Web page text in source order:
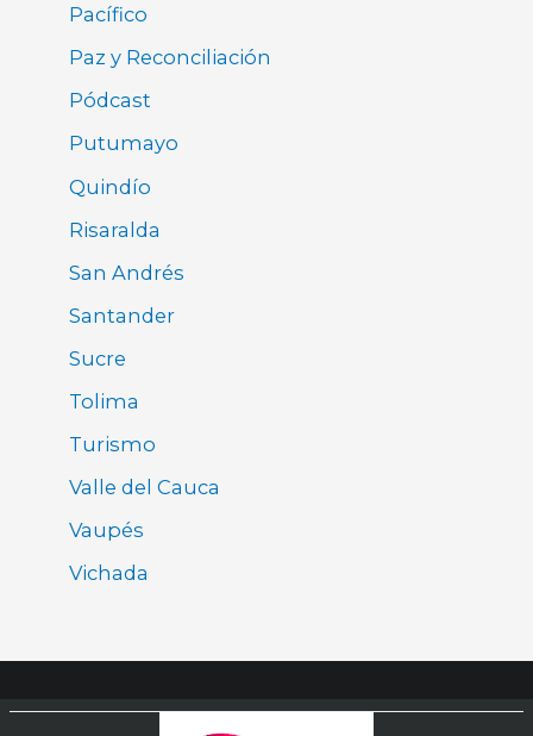
Pacífico
Paz y Reconciliación
Pódcast
Putumayo
Quindío
Risaralda
San Andrés
Santander
Sucre
Tolima
Turismo
Valle del Cauca
Vaupés
Vichada